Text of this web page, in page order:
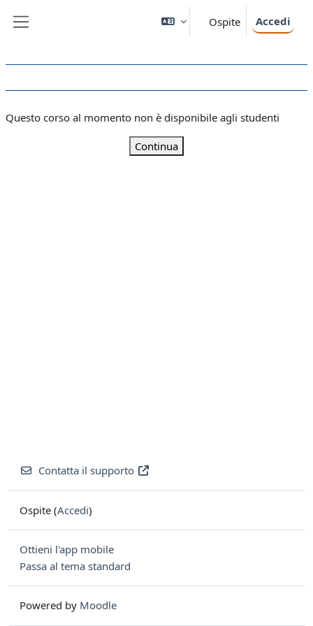
Ospite Accedi
Questo corso al momento non è disponibile agli studenti
Continua
Contatta il supporto
Ospite (Accedi)
Ottieni l'app mobile
Passa al tema standard
Powered by Moodle